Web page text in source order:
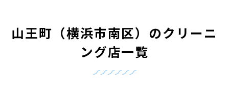
山王町（横浜市南区）のクリーニ
ング店一覧